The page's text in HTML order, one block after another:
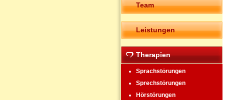
Team
Leistungen
Therapien
Sprachstörungen
Sprechstörungen
Hörstörungen